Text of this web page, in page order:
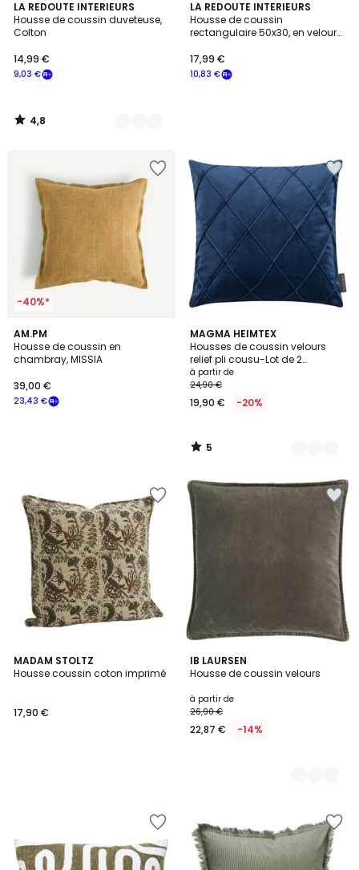
LA REDOUTE INTERIEURS
Housse de coussin duveteuse,
Colton
9,03 €
14,99 €
4,8
/ 5
4
Couleurs
4,8
/
LA REDOUTE INTERIEURS
Housse de coussin
rectangulaire 50x30, en velours
10,83 €
17,99 €
-40%*
AM.PM
Housse de coussin en
chambray, MISSIA
23,43 €
39,00 €
MAGMA HEIMTEX
Housses de coussin velours
relief pli cousu-Lot de 2
NOBLESS
à partir de
24,90 €
19,90 € -20%
5
/
5
8
Couleurs
5
/
MADAM STOLTZ
Housse coussin coton imprimé
17,90 €
IB LAURSEN
Housse de coussin velours
à partir de
26,90 €
22,87 € -14%
13
Couleurs